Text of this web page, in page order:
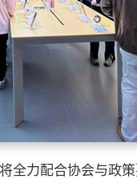
全力配合协会与政